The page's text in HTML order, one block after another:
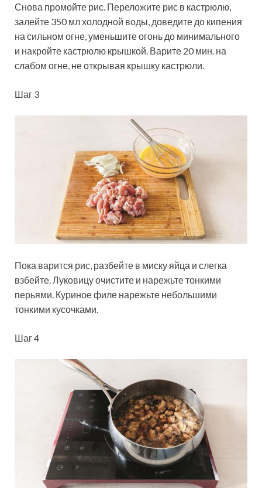
Снова промойте рис. Переложите рис в кастрюлю,
залейте 350 мл холодной воды, доведите до кипения
на сильном огне, уменьшите огонь до минимального
и накройте кастрюлю крышкой. Варите 20 мин. на
слабом огне, не открывая крышку кастрюли.
Шаг 3
Пока варится рис, разбейте в миску яйца и слегка
взбейте. Луковицу очистите и нарежьте тонкими
перьями. Куриное филе нарежьте небольшими
тонкими кусочками.
Шаг 4